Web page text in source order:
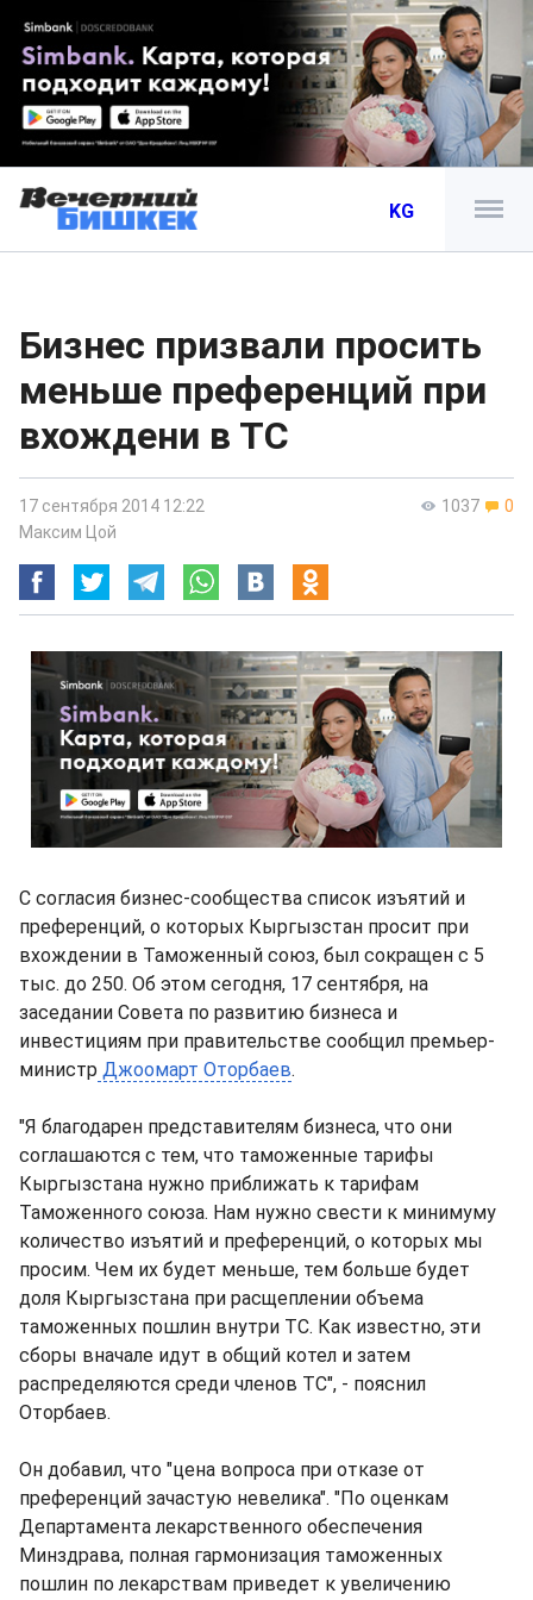
KG
Бизнес призвали просить
меньше преференций при
вхождени в ТС
1037 0
17 сентября 2014 12:22
Максим Цой
С согласия бизнес-сообщества список изъятий и
преференций, о которых Кыргызстан просит при
вхождении в Таможенный союз, был сокращен с 5
тыс. до 250. Об этом сегодня, 17 сентября, на
заседании Совета по развитию бизнеса и
инвестициям при правительстве сообщил премьер-
министр Джоомарт Оторбаев.
"Я благодарен представителям бизнеса, что они
соглашаются с тем, что таможенные тарифы
Кыргызстана нужно приближать к тарифам
Таможенного союза. Нам нужно свести к минимуму
количество изъятий и преференций, о которых мы
просим. Чем их будет меньше, тем больше будет
доля Кыргызстана при расщеплении объема
таможенных пошлин внутри ТС. Как известно, эти
сборы вначале идут в общий котел и затем
распределяются среди членов ТС", - пояснил
Оторбаев.
Он добавил, что "цена вопроса при отказе от
преференций зачастую невелика". "По оценкам
Департамента лекарственного обеспечения
Минздрава, полная гармонизация таможенных
пошлин по лекарствам приведет к увеличению